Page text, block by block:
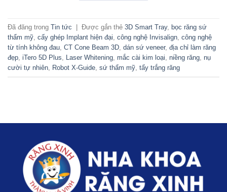
Đã đăng trong Tin tức | Được gắn thẻ 3D Smart Tray, bọc răng sứ
thẩm mỹ cấy ghép Implant hiện đại công nghệ Invisalign công nghệ
từ tính không đau CT Cone Beam 3D dán sứ veneer, địa chỉ làm răng
đẹp iTero 5D Plus Laser Whitening mắc cài kim loại niềng răng nụ
cười tự nhiên Robot X-Guide sứ thẩm mỹ tẩy trắng răng